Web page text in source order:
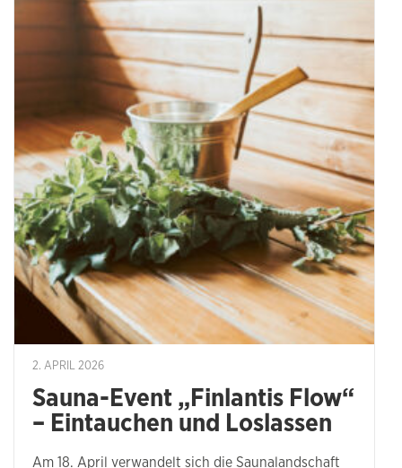
2. APRIL 2026
Sauna-Event „Finlantis Flow“
– Eintauchen und Loslassen
Am 18. April verwandelt sich die Saunalandschaft